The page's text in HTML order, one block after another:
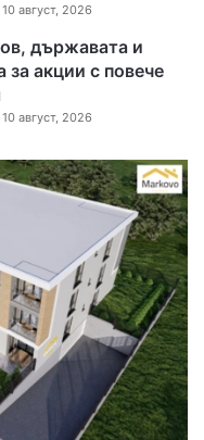
август, 2026
държавата и
за акции с повече
август, 2026